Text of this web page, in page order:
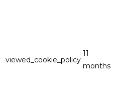
viewed_cookie_policy
11
months